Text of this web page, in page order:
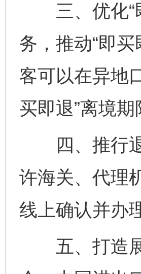
三、优化“即
务，推动“即
客可以在异地
买即退”离境
四、推行退
许海关、代理
线上确认并办
五、打造展